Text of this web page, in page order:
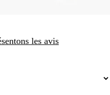
les avis